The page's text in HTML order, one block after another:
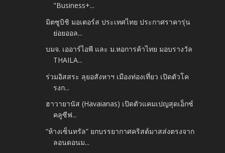
"Business+...
มิตซูบิชิ มอเตอร์ส ประเทศไทย ประกาศราคารุ่น
ย่อยออล...
บมจ. เออาร์ไอพี และ ม.หอการค้าไทย มอบรางวัล
THAILA...
ร่วมอิสสระ ลุยอสังหาฯ เมืองท่องเที่ยว เปิดตัวโค
รงก...
ฮาวายานัส (Havaianas) เปิดตัวแคมเปญสุดเอ็กซ์
คลูซีฟ...
“ห้างเซ็นทรัล” ยกบรรยากาศคริสต์มาสส่งตรงจาก
ลอนดอนม...